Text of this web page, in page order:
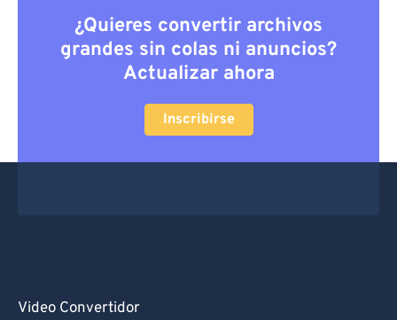
¿Quieres convertir archivos
grandes sin colas ni anuncios?
Actualizar ahora
Inscribirse
Video Convertidor